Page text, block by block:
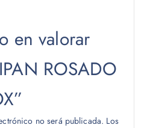
en valorar
ROSADO
no será publicada. Los